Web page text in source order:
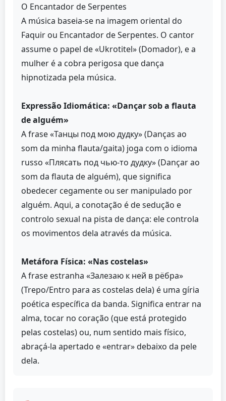
O Encantador de Serpentes
A música baseia-se na imagem oriental do
Faquir ou Encantador de Serpentes. O cantor
assume o papel de «Ukrotitel» (Domador), e a
mulher é a cobra perigosa que dança
hipnotizada pela música.
Expressão Idiomática: «Dançar sob a flauta
de alguém»
A frase «Танцы под мою дудку» (Danças ao
som da minha flauta/gaita) joga com o idioma
russo «Плясать под чью-то дудку» (Dançar ao
som da flauta de alguém), que significa
obedecer cegamente ou ser manipulado por
alguém. Aqui, a conotação é de sedução e
controlo sexual na pista de dança: ele controla
os movimentos dela através da música.
Metáfora Física: «Nas costelas»
A frase estranha «Залезаю к ней в рёбра»
(Trepo/Entro para as costelas dela) é uma gíria
poética específica da banda. Significa entrar na
alma, tocar no coração (que está protegido
pelas costelas) ou, num sentido mais físico,
abraçá-la apertado e «entrar» debaixo da pele
dela.